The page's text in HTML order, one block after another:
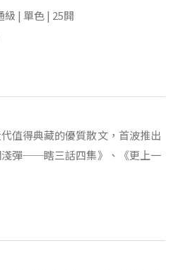
級 | 單色 | 25開
值得典藏的優質散文，首波推出
淺彈──瞎三話四集》、《更上一